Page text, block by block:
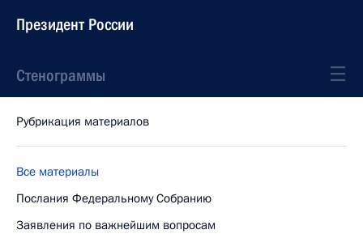
Президент России
Стенограммы
Рубрикация материалов
Все материалы
Послания Федеральному Собранию
Заявления по важнейшим вопросам